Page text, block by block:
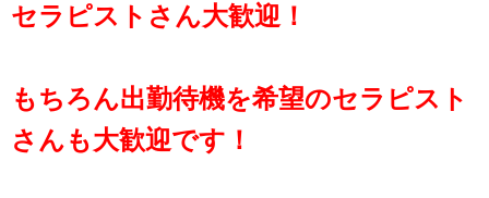
セラピストさん大歓迎！
もちろん出勤待機を希望のセラピスト
さんも大歓迎です！